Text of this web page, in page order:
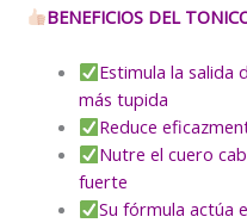
BENEFICIOS DEL
Estimula la salida
más tupida
Reduce
Nutre el cuero
fuerte
Su fórmula actúa